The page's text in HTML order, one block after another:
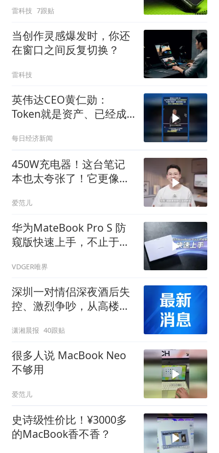
雷科技 7跟贴
当创作灵感爆发时，你还
在窗口之间反复切换？
雷科技
英伟达CEO黄仁勋：
Token就是资产、已经成
每日经济新闻
450W充电器！这台笔记
本也太夸张了！它更像是
做到多夸张？
爱范儿
华为MateBook Pro S 防
窥版快速上手，不止于轻
VDGER唯界
深圳一对情侣深夜酒后失
控、激烈争吵，从高楼上
璃酒瓶，两人因高空抛物
罪双双获刑
潇湘晨报 40跟贴
很多人说 MacBook Neo
不够用
爱范儿
史诗级性价比！¥3000多
的MacBook香不香？